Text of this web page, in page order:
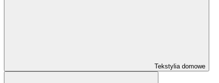
Tekstylia domowe